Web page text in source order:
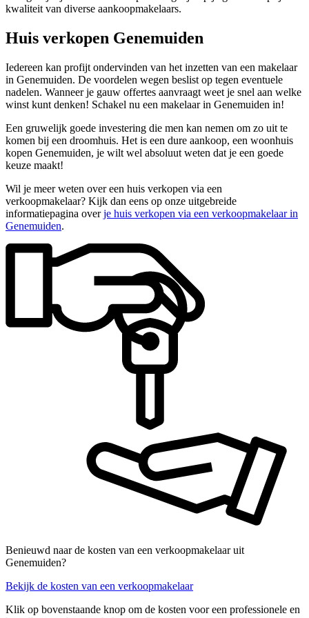
kwaliteit van diverse aankoopmakelaars.
Huis verkopen Genemuiden
Iedereen kan profijt ondervinden van het inzetten van een makelaar
in Genemuiden. De voordelen wegen beslist op tegen eventuele
nadelen. Wanneer je gauw offertes aanvraagt weet je snel aan welke
winst kunt denken! Schakel nu een makelaar in Genemuiden in!
Een gruwelijk goede investering die men kan nemen om zo uit te
komen bij een droomhuis. Het is een dure aankoop, een woonhuis
kopen Genemuiden, je wilt wel absoluut weten dat je een goede
keuze maakt!
Wil je meer weten over een huis verkopen via een
verkoopmakelaar? Kijk dan eens op onze uitgebreide
informatiepagina overje huis verkopen via een verkoopmakelaar in
Genemuiden.
Benieuwd naar de kosten van een verkoopmakelaar uit
Genemuiden?
Bekijk de kosten van een verkoopmakelaar
Klik op bovenstaande knop om de kosten voor een professionele en